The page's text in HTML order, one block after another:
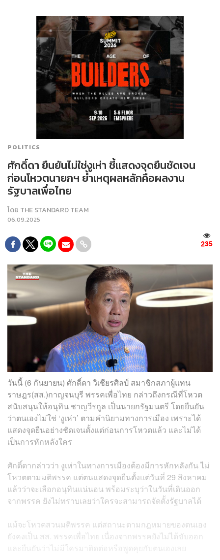
POLITICS
ศักดิ์ดา ยืนยันไม่ใช่งูเห่า ชี้แสดงจุดยืนชัดเจน
ก่อนโหวตนายกฯ ย้ำเหตุผลหลักคือผลงาน
รัฐบาลเพื่อไทย
โดย THE STANDARD TEAM
06.09.2025
235
วันนี้ (6 กันยายน) ศักดิ์ดา วิเชียรศิลป์ สมาชิกสภาผู้แทน
ราษฎร(สส.)กาญจนบุรี พรรคเพื่อไทย กล่าวถึงกรณีที่โหวต
สนับสนุนให้อนุทิน ชาญวีรกูล เป็นนายกรัฐมนตรี โดยยืนยัน
ว่าตนเองไม่ใช่ ‘งูเห่า’ ตามคำนิยามทางการเมือง เพราะได้
แสดงจุดยืนอย่างชัดเจนตั้งแต่ก่อนการโหวตแล้ว และไม่ได้
เป็นการหักหลังใคร
ศักดิ์ดากล่าวว่า งูเห่าในทางการเมืองต้องมีการหักหลังกัน ไม่
โหวตตามมติพรรค แต่ตนแสดงจุดยืนตั้งแต่วันที่ 29 สิงหาคม
แล้วว่าจะเลือกอนุทินแน่นอน พร้อมระบุว่าในวันที่เดินออก
จากพรรค ยังไม่ทราบเลยว่าใครจะสามารถจัดตั้งรัฐบาลได้
แม้จะโหวตสวนมติพรรค แต่สถานะตามกฎหมายของตนเอง
ยังคงเป็น สส. พรรคเพื่อไทย เนื่องจากพรรคยังไม่ได้ขับออก
และยืนยันว่าไม่มีใครมาติดต่อหรือพูดคุยกับตนเองเลย